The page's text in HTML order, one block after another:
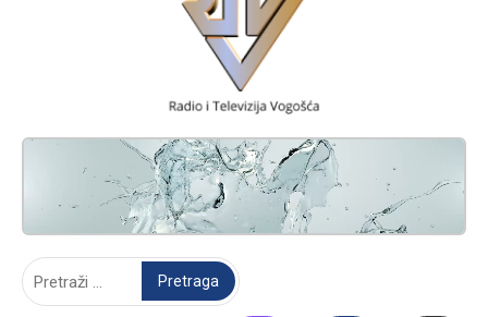
RADIO TELEVIZIJA VOGOŠĆA